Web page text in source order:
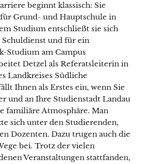
beginnt klassisch: Sie
Grund- und Hauptschule in
Studium entschließt sie sich
Schuldienst und für ein
Studium am Campus
Detzel als Referatsleiterin in
Landkreises Südliche
Ihnen als Erstes ein, wenn Sie
und an Ihre Studienstadt Landau
familiäre Atmosphäre. Man
sich unter den Studierenden,
Dozenten. Dazu trugen auch die
bei. Trotz der vielen
Veranstaltungen stattfanden,